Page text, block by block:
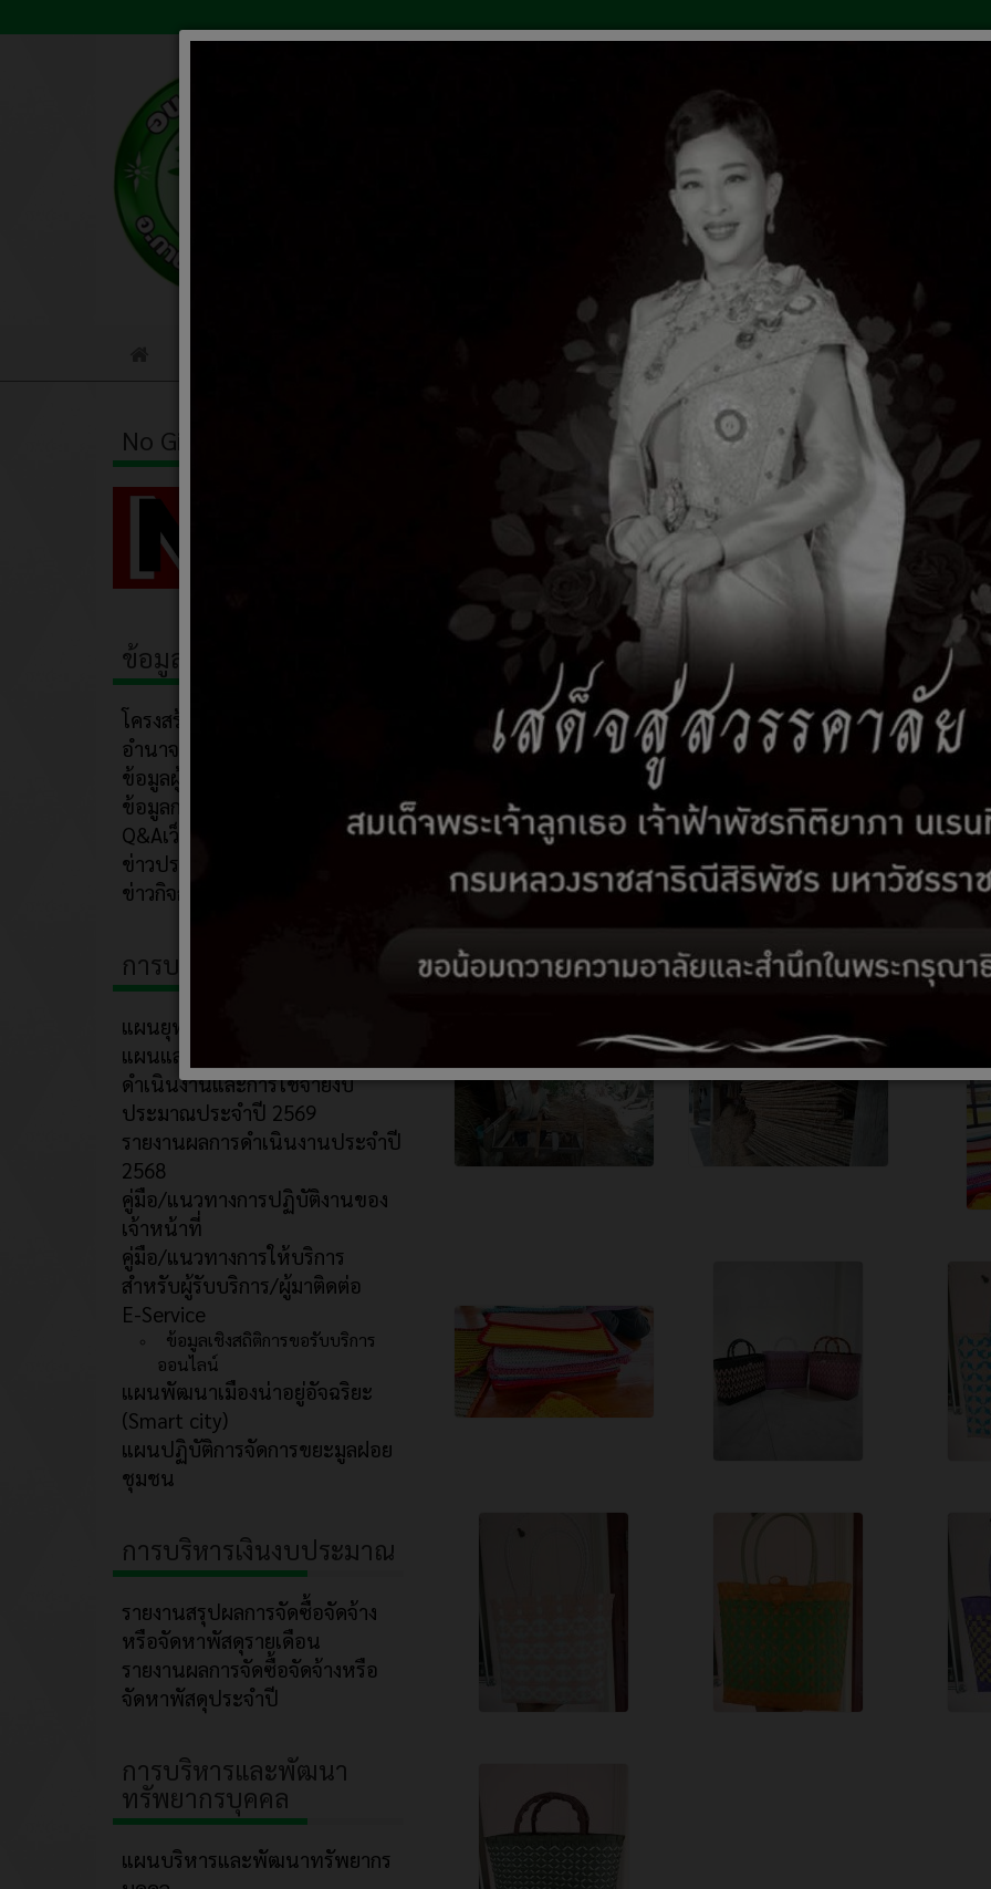
ข่าวประชาสัมพันธ์ คลังความรู้ การให้บ
ผลิตภัณฑ์ชุมชน ขององค์การบริหารส่วนตำบลตะเคี
No Gift Policy
ข้อมูลพื้นฐาน
โครงสร้าง
อำนาจหน้าที่
ข้อมูลผู้บริหาร
ข้อมูลการติดต่อ
Q&Aเว็บบอร์ด
ข่าวประชาสัมพันธ์
ข่าวกิจกรรม
การบริหารงาน
แผนยุทธศาสตร์/พัฒนาหน่วยงาน
แผนและความก้าวหน้าในการ
ดำเนินงานและการใช้จ่ายงบ
ประมาณประจำปี 2569
รายงานผลการดำเนินงานประจำปี
2568
คู่มือ/แนวทางการปฏิบัติงานของ
เจ้าหน้าที่
คู่มือ/แนวทางการให้บริการ
สำหรับผู้รับบริการ/ผู้มาติดต่อ
E-Service
ข้อมูลเชิงสถิติการขอรับบริการ
ออนไลน์
แผนพัฒนาเมืองน่าอยู่อัจฉริยะ
(Smart city)
แผนปฏิบัติการจัดการขยะมูลฝอย
ชุมชน
การบริหารเงินงบประมาณ
รายงานสรุปผลการจัดซื้อจัดจ้าง
หรือจัดหาพัสดุรายเดือน
รายงานผลการจัดซื้อจัดจ้างหรือ
จัดหาพัสดุประจำปี
การบริหารและพัฒนา
ทรัพยากรบุคคล
แผนบริหารและพัฒนาทรัพยากร